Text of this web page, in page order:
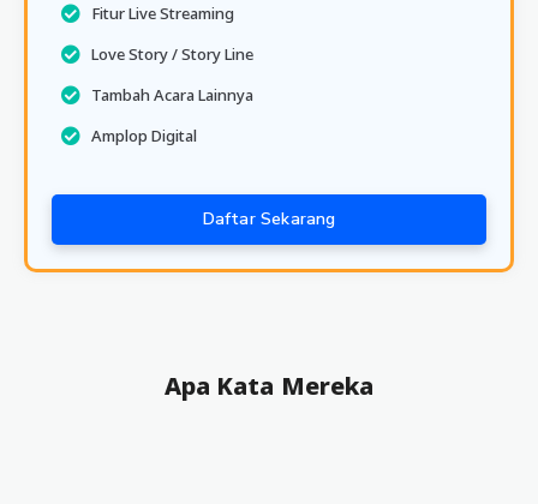
Fitur Live Streaming
Love Story / Story Line
Tambah Acara Lainnya
Amplop Digital
Daftar Sekarang
Apa Kata Mereka